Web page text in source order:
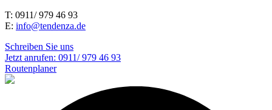
T: 0911/ 979 46 93
E: info@tendenza.de
Schreiben Sie uns
Jetzt anrufen: 0911/ 979 46 93
Routenplaner